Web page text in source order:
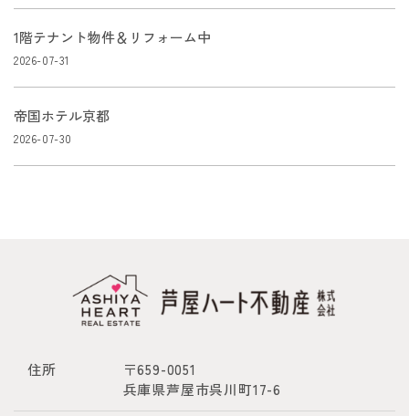
1階テナント物件＆リフォーム中
2026-07-31
帝国ホテル京都
2026-07-30
住所
〒659-0051
兵庫県芦屋市呉川町17-6